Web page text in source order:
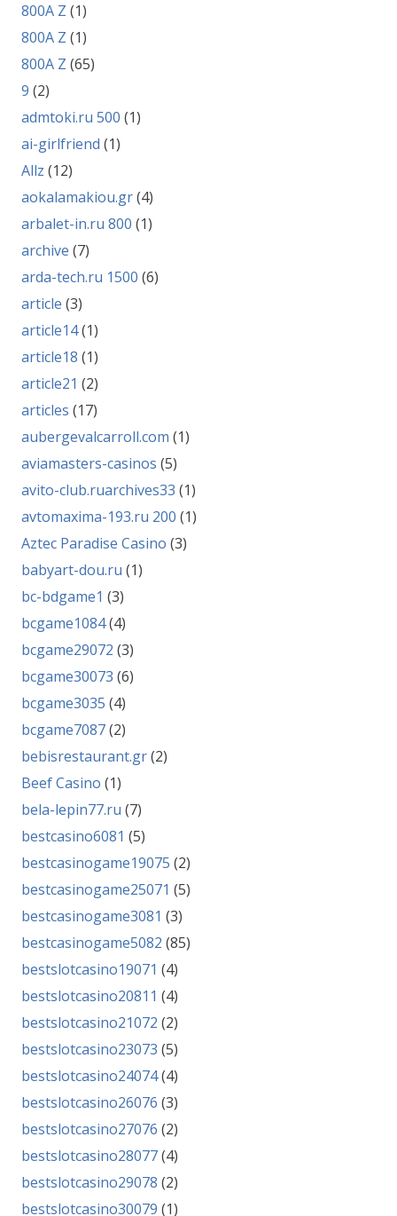
800A Z (1)
800A Z (1)
800A Z (65)
9 (2)
admtoki.ru 500 (1)
ai-girlfriend (1)
Allz (12)
aokalamakiou.gr(4)
arbalet-in.ru 800 (1)
archive (7)
arda-tech.ru 1500 (6)
article (3)
article14(1)
article18 (1)
article21 (2)
articles (17)
aubergevalcarroll.com (1)
aviamasters-casinos (5)
avito-club.ruarchives33 (1)
avtomaxima-193.ru 200 (1)
Aztec Paradise Casino (3)
babyart-dou.ru (1)
bc-bdgame1 (3)
bcgame1084(4)
bcgame29072 (3)
bcgame30073 (6)
bcgame3035 (4)
bcgame7087(2)
bebisrestaurant.gr(2)
Beef Casino (1)
bela-lepin77.ru (7)
bestcasino6081 (5)
bestcasinogame19075 (2)
bestcasinogame25071 (5)
bestcasinogame3081 (3)
bestcasinogame5082 (85)
bestslotcasino19071 (4)
bestslotcasino20811 (4)
bestslotcasino21072 (2)
bestslotcasino23073 (5)
bestslotcasino24074(4)
bestslotcasino26076 (3)
bestslotcasino27076 (2)
bestslotcasino28077(4)
bestslotcasino29078 (2)
bestslotcasino30079 (1)